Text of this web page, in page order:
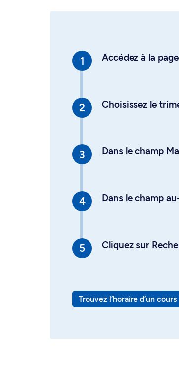
Accédez à la
Choisissez le
Dans le champ
Dans le champ
Cliquez sur
Trouvez l’horaire d’un cours